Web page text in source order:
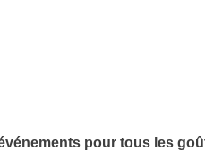
pour tous les